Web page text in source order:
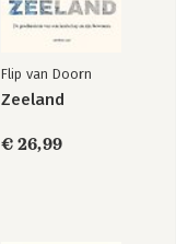
Flip van Doorn
Zeeland
€ 26,99